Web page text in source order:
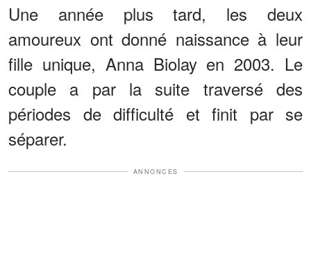
Une année plus tard, les deux
amoureux ont donné naissance à leur
fille unique, Anna Biolay en 2003. Le
couple a par la suite traversé des
périodes de difficulté et finit par se
séparer.
ANNONCES